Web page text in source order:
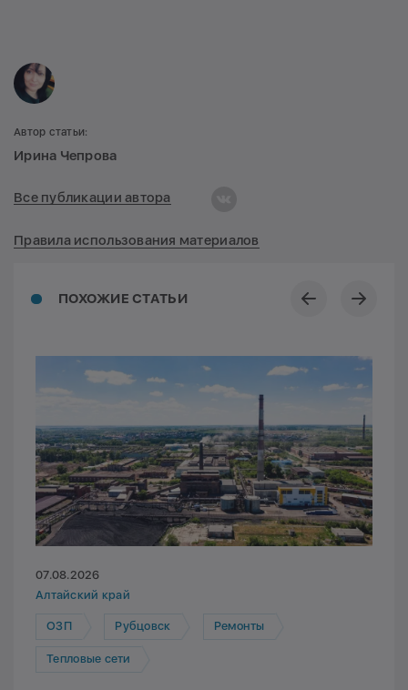
ПОХОЖИЕ СТАТЬИ
07.08.2026
Алтайский край
ОЗП Рубцовск Ремонты
Тепловые сети
Автор статьи:
Ирина Чепрова
Все публикации автора
Правила использования материалов